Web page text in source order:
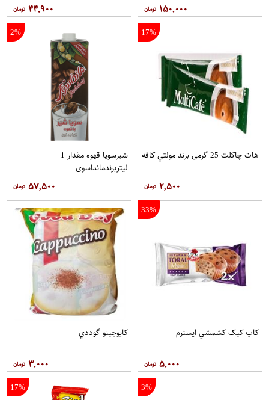
۱۵۰,۰۰۰ ۴۴,۹۰۰
17%
هات چاکلت 25 گرمی برند مولتي کافه
۲,۵۰۰
2%
شیرسویا قهوه مقدار 1
لیتربرندمانداسوی
۵۷,۵۰۰
33%
کاپ کيک کشمشي ايسترم
۵,۰۰۰
کاپوچينو گوددي
۳,۰۰۰
3%
17%